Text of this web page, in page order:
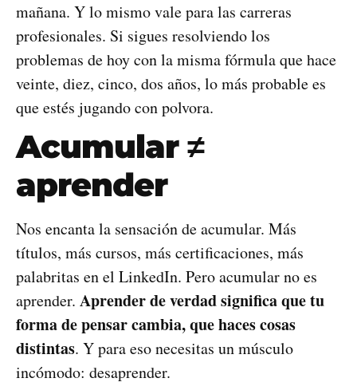
mañana. Y lo mismo vale para las carreras
profesionales. Si sigues resolviendo los
problemas de hoy con la misma fórmula que hace
veinte, diez, cinco, dos años, lo más probable es
que estés jugando con polvora.
Acumular ≠
aprender
Nos encanta la sensación de acumular. Más
títulos, más cursos, más certificaciones, más
palabritas en el LinkedIn. Pero acumular no es
aprender. Aprender de verdad significa que tu
forma de pensar cambia, que haces cosas
distintas. Y para eso necesitas un músculo
incómodo: desaprender.